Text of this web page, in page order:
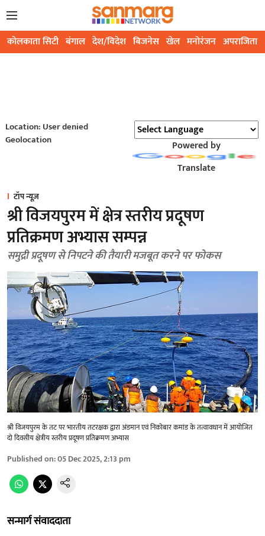
कोलकाता सिटी बंगाल देश/विदेश बिजनेस खेल मनोरंजन अपराजिता
Location: User denied
Geolocation
Powered by
Translate
टॉप न्यूज़
श्री विजयपुरम में क्षेत्र स्तरीय प्रदूषण
प्रतिक्रमण अभ्यास सम्पन्न
समुद्री प्रदूषण से निपटने की तैयारी मजबूत करने पर फोकस
श्री विजयपुरम के तट पर भारतीय तटरक्षक द्वारा अंडमान एवं निकोबार कमांड के तत्वावधान में आयोजित
दो दिवसीय क्षेत्रीय स्तरीय प्रदूषण प्रतिक्रमण अभ्यास
Published on:05 Dec 2025, 2:13 pm
सन्मार्ग संवाददाता